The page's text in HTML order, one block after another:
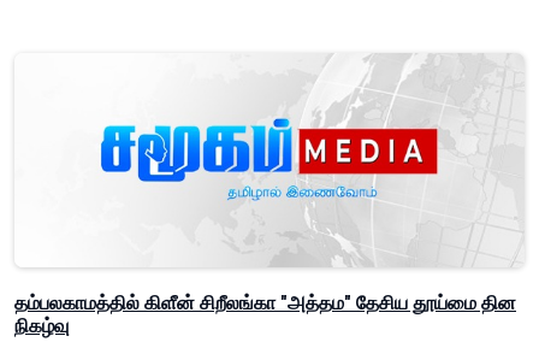
தம்பலகாமத்தில் கிளீன் சிறீலங்கா "அத்தம" தேசிய தூய்மை தின
நிகழ்வு